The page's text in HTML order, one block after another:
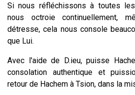
Si nous réfléchissons à toutes
nous octroie continuellement,
détresse, cela nous console
que Lui.
Avec l'aide de D.ieu, puisse
consolation authentique et
retour de Hachem à Tsion, dans la